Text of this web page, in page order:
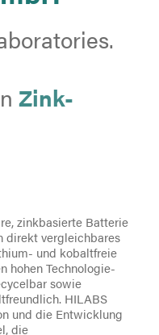
Zink-
zinkbasierte Batterie
direkt vergleichbares
und kobaltfreie
hohen Technologie-
sowie
HILABS
und die Entwicklung
die